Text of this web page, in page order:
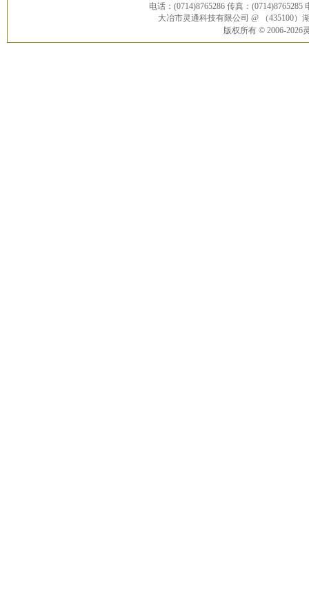
电话：(0714)8765286 传真：(0714)8765285
大冶市灵通科技有限公司 @ （435100
版权所有 © 2006-2026